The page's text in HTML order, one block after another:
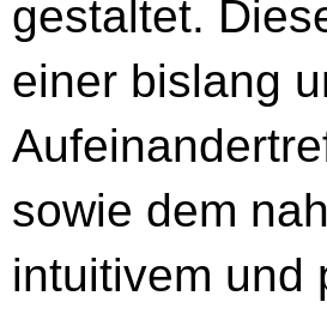
gestaltet.
einer bislang
sowie dem
intuitivem und